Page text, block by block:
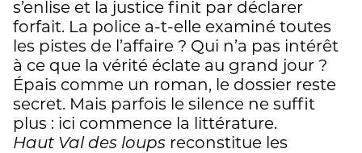
s’enlise et la justice finit par déclarer
forfait. La police a-t-elle examiné toutes
les pistes de l’affaire ? Qui n’a pas intérêt
à ce que la vérité éclate au grand jour ?
Épais comme un roman, le dossier reste
secret. Mais parfois le silence ne suffit
plus : ici commence la littérature.
Haut Val des loups reconstitue les